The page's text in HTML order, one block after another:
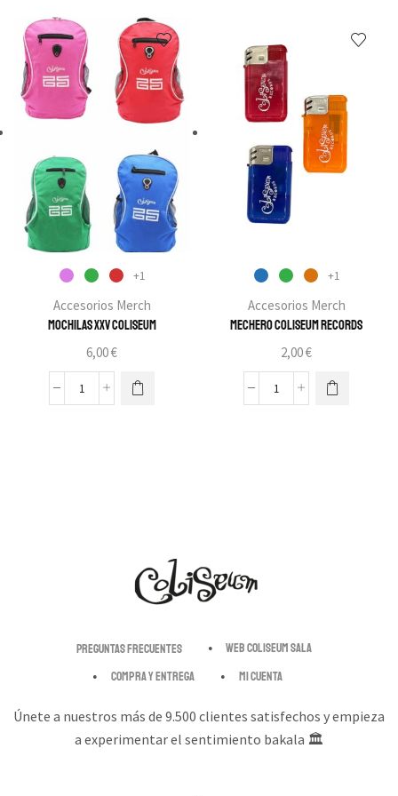
+1
Accesorios Merch
Mochilas XXV Coliseum
6,00€
+1
Accesorios Merch
Mechero Coliseum Records
2,00€
Preguntas Frecuentes
Web Coliseum Sala
Compra y entrega
Mi cuenta
Únete a nuestros más de 9.500 clientes satisfechos y empieza
a experimentar el sentimiento bakala 🏛️